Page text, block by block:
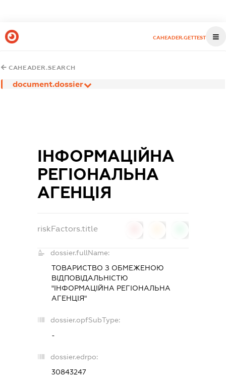
CAHEADER.GETTEST
CAHEADER.SEARCH
document.dossier
ІНФОРМАЦІЙНА
РЕГІОНАЛЬНА
АГЕНЦІЯ
riskFactors.title
dossier.fullName:
ТОВАРИСТВО З ОБМЕЖЕНОЮ
ВІДПОВІДАЛЬНІСТЮ
"ІНФОРМАЦІЙНА РЕГІОНАЛЬНА
АГЕНЦІЯ"
dossier.opfSubType:
-
dossier.edrpo:
30843247